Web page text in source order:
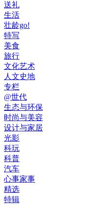
送礼
生活
壮龄go!
特写
美食
旅行
文化艺术
人文史地
专栏
@世代
生态与环保
时尚与美容
设计与家居
光影
科玩
科普
汽车
心事家事
精选
特辑